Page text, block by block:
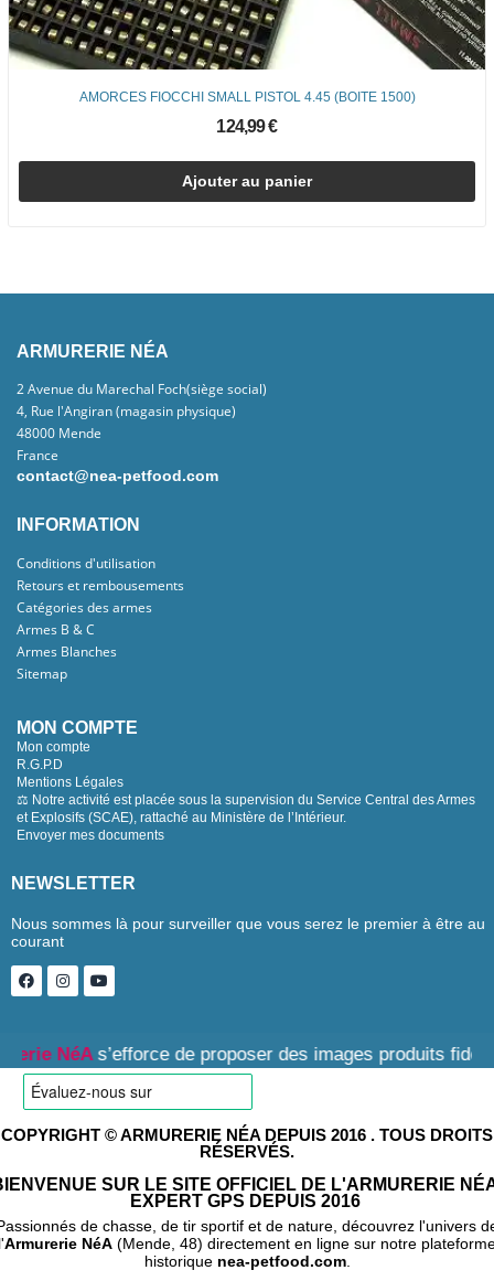
AMORCES FIOCCHI SMALL PISTOL 4.45 (BOITE 1500)
124,99 €
Ajouter au panier
ARMURERIE NÉA
2 Avenue du Marechal Foch(siège social)
4, Rue l'Angiran (magasin physique)
48000 Mende
France
contact@nea-petfood.com
INFORMATION
Conditions d'utilisation
Retours et rembousements
Catégories des armes
Armes B & C
Armes Blanches
Sitemap
MON COMPTE
Mon compte
R.G.P.D
Mentions Légales
⚖️ Notre activité est placée sous la supervision du Service Central des Armes
et Explosifs (SCAE), rattaché au Ministère de l’Intérieur.
Envoyer mes documents
NEWSLETTER
Nous sommes là pour surveiller que vous serez le premier à être au
courant
de proposer des images produits fidèles,
COPYRIGHT © ARMURERIE NÉA DEPUIS 2016 . TOUS DROITS
RÉSERVÉS.
SUR LE SITE OFFICIEL DE L'ARMURERIE
EXPERT GPS DEPUIS 2016
de chasse, de tir sportif et de nature, découvrez l'univers
Armurerie NéA (Mende, 48) directement en ligne sur notre
historique nea-petfood.com.